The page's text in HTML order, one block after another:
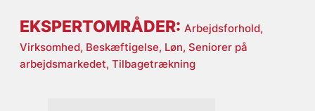
EKSPERTOMRÅDER: Arbejdsforhold,
Virksomhed, Beskæftigelse, Løn, Seniorer på
arbejdsmarkedet, Tilbagetrækning